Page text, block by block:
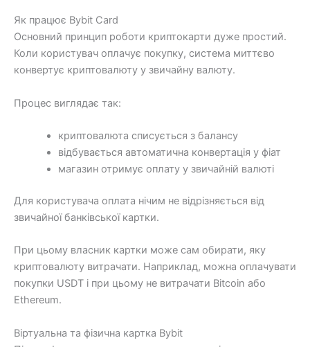
Як працює Bybit Card
Основний принцип роботи криптокарти дуже простий.
Коли користувач оплачує покупку, система миттєво
конвертує криптовалюту у звичайну валюту.
Процес виглядає так:
криптовалюта списується з балансу
відбувається автоматична конвертація у фіат
магазин отримує оплату у звичайній валюті
Для користувача оплата нічим не відрізняється від
звичайної банківської картки.
При цьому власник картки може сам обирати, яку
криптовалюту витрачати. Наприклад, можна оплачувати
покупки USDT і при цьому не витрачати Bitcoin або
Ethereum.
Віртуальна та фізична картка Bybit